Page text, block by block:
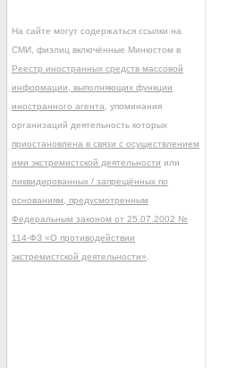
На сайте могут содержаться ссылки на
СМИ, физлиц включённые Минюстом в
Реестр иностранных средств массовой
информации, выполняющих функции
иностранного агента , упоминания
организаций деятельность которых
приостановлена в связи с осуществлением
ими экстремистской деятельности или
ликвидированных / запрещённых по
основаниям, предусмотренным
Федеральным законом от 25.07.2002 №
114-ФЗ «О противодействии
экстремистской деятельности»